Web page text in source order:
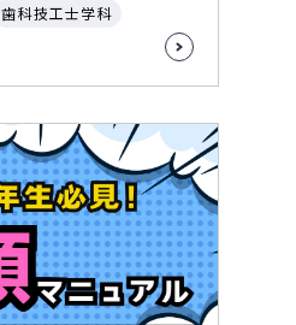
歯科技工士学科